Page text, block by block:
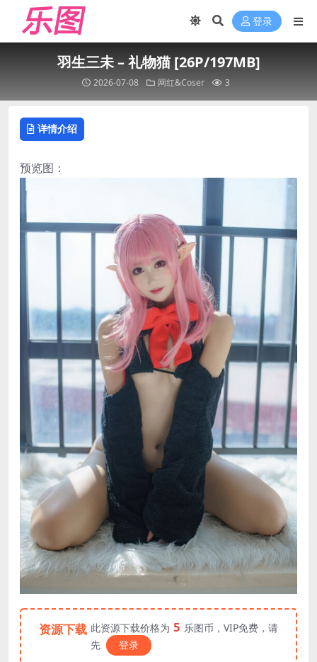
登录
羽生三未 – 礼物猫 [26P/197MB]
2026-07-08 网红&Coser 3
详情介绍
预览图：
资源下载 此资源下载价格为 5 乐图币，VIP免费，请
先
登录